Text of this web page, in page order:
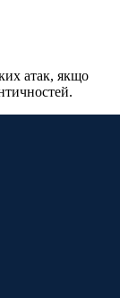
атак, якщо